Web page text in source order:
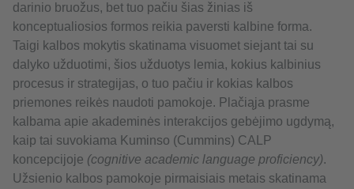
darinio bruožus, bet tuo pačiu šias žinias iš
konceptualiosios formos reikia paversti kalbine forma.
Taigi kalbos mokytis skatinama visuomet siejant tai su
dalyko užduotimi, šios užduotys lemia, kokius kalbinius
procesus ir strategijas, o tuo pačiu ir kokias kalbos
priemones reikės naudoti pamokoje. Plačiąja prasme
kalbama apie akademinės interakcijos gebėjimo ugdymą,
kaip tai suvokiama Kuminso (Cummins) CALP
koncepcijoje (cognitive academic language proficiency).
Užsienio kalbos pamokoje pirmaisiais metais skatinama